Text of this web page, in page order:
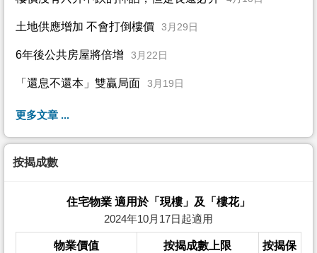
土地供應增加 不會打倒樓價 3月29日
6年後公共房屋將倍增 3月22日
「還息不還本」雙贏局面 3月19日
更多文章 ...
按揭成數
住宅物業 適用於「現樓」及「樓花」
2024年10月17日起適用
物業價值 按揭成數上限
按揭保